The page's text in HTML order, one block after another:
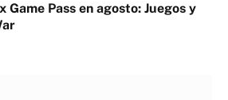
Game Pass en agosto: Juegos y